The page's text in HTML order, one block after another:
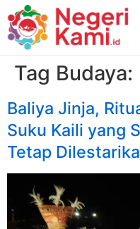
Tag Budaya:
Baliya Jinja,
Suku Kaili yang
Tetap